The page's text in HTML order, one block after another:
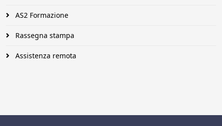
AS2 Formazione
Rassegna stampa
Assistenza remota